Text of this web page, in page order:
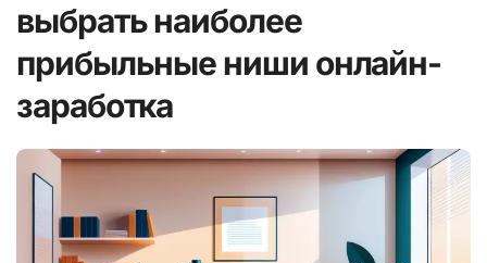
выбрать наиболее
прибыльные ниши онлайн-
заработка